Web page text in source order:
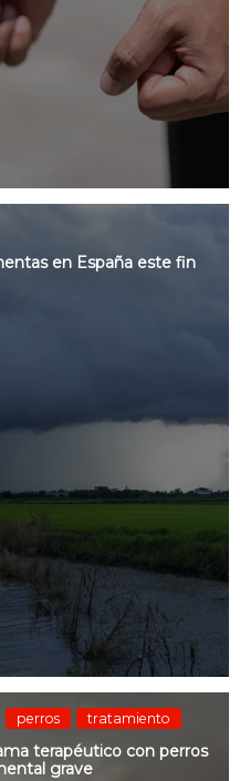
en España este fin
perros tratamiento
terapéutico con perros
grave